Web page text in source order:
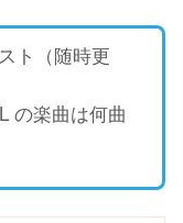
ト（随時更
の楽曲は何曲